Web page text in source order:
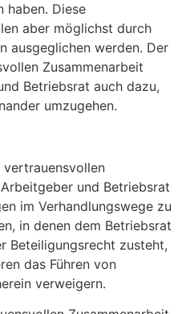
haben. Diese
aber möglichst durch
ausgeglichen werden. Der
Zusammenarbeit
Betriebsrat auch dazu,
umzugehen.
und Betriebsrat
im Verhandlungswege zu
in denen dem Betriebsrat
Beteiligungsrecht zusteht,
das Führen von
verweigern.